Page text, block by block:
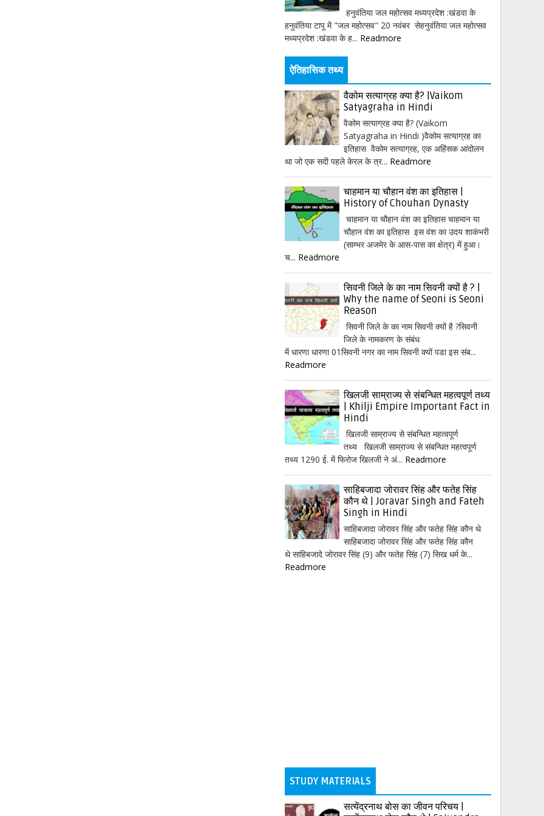
हनुवंतिया जल महोत्सव मध्यप्रदेश :खंडवा के
हनुवंतिया टापू में "जल महोत्सव" 20 नवंबर सेहनुवंतिया जल महोत्सव
मध्यप्रदेश :खंडवा के ह... Readmore
ऐतिहासिक तथ्य
वैकोम सत्याग्रह क्या है? |Vaikom
Satyagraha in Hindi
वैकोम सत्याग्रह क्या है? (Vaikom
Satyagraha in Hindi )वैकोम सत्याग्रह का
इतिहास वैकोम सत्याग्रह, एक अहिंसक आंदोलन
था जो एक सदी पहले केरल के त्र... Readmore
चाहमान या चौहान वंश का इतिहास |
History of Chouhan Dynasty
चाहमान या चौहान वंश का इतिहास चाहमान या
चौहान वंश का इतिहास इस वंश का उदय शाकंभरी
(साम्भर अजमेर के आस-पास का क्षेत्र) में हुआ।
च... Readmore
सिवनी जिले के का नाम सिवनी क्यों है ? |
Why the name of Seoni is Seoni
Reason
सिवनी जिले के का नाम सिवनी क्यों है ?सिवनी
जिले के नामकरण के संबंध
में धारणा धारणा 01सिवनी नगर का नाम सिवनी क्यों पडा इस संब...
Readmore
खिलजी साम्राज्य से संबन्धित महत्वपूर्ण तथ्य
| Khilji Empire Important Fact in
Hindi
खिलजी साम्राज्य से संबन्धित महत्वपूर्ण
तथ्य खिलजी साम्राज्य से संबन्धित महत्वपूर्ण
तथ्य 1290 ई. में फिरोज खिलजी ने अं... Readmore
साहिबजादा जोरावर सिंह और फतेह सिंह
कौन थे | Joravar Singh and Fateh
Singh in Hindi
साहिबजादा जोरावर सिंह और फतेह सिंह कौन थे
साहिबजादा जोरावर सिंह और फतेह सिंह कौन
थे साहिबजादे जोरावर सिंह (9) और फतेह सिंह (7) सिख धर्म के...
Readmore
STUDY MATERIALS
सत्येंद्रनाथ बोस का जीवन परिचय |